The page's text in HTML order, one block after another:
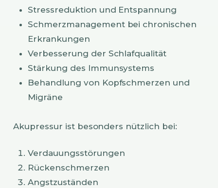
Stressreduktion und Entspannung
Schmerzmanagement bei chronischen
Erkrankungen
Verbesserung der Schlafqualität
Stärkung des Immunsystems
Behandlung von Kopfschmerzen und
Migräne
Akupressur ist besonders nützlich bei:
Verdauungsstörungen
Rückenschmerzen
Angstzuständen